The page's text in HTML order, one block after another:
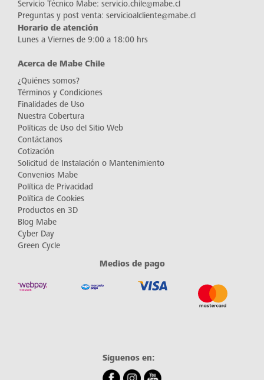
Servicio Técnico Mabe: servicio.chile@mabe.cl
Preguntas y post venta: servicioalcliente@mabe.cl
Horario de atención
Lunes a Viernes de 9:00 a 18:00 hrs
Acerca de Mabe Chile
¿Quiénes somos?
Términos y Condiciones
Finalidades de Uso
Nuestra Cobertura
Políticas de Uso del Sitio Web
Contáctanos
Cotización
Solicitud de Instalación o Mantenimiento
Convenios Mabe
Política de Privacidad
Política de Cookies
Productos en 3D
Blog Mabe
Cyber Day
Green Cycle
Medios de pago
Síguenos en: